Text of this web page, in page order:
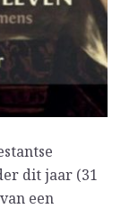
dit jaar (31
een